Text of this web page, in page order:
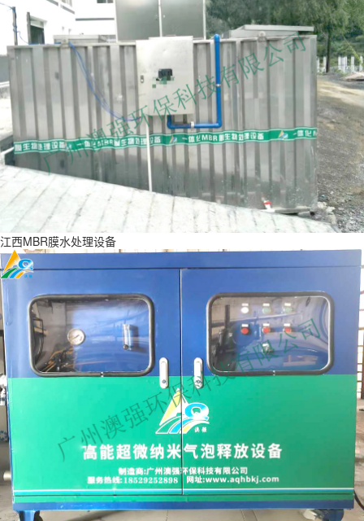
江西MBR膜水处理设备